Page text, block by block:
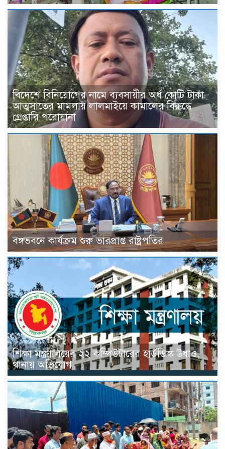
বিদেশে বিনিয়োগের নামে ব্যবসায়ীর অর্ধ কোটি টাকা
আত্মসাতের মামলায় লালমাইয়ে কামালের বিরুদ্ধে
গ্রেপ্তারি পরোয়ানা
বঙ্গভবনে কার্যক্রম শুরু ভারপ্রাপ্ত রাষ্ট্রপতির
শিক্ষা মন্ত্রণালয়ের ২২ কম্পিউটারের হার্ডডিস্ক উধাও,
থানায় অভিযোগ